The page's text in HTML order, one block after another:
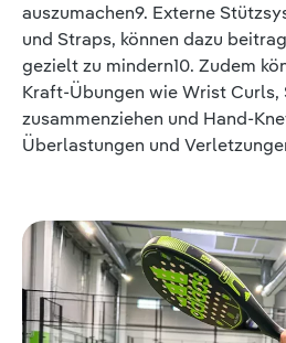
auszumachen9. Externe
und Straps, können dazu
gezielt zu mindern10. Zudem
Kraft-Übungen wie Wrist
zusammenziehen und Hand-
Überlastungen und